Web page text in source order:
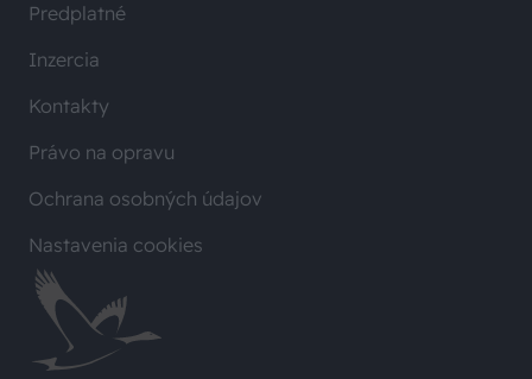
Predplatné
Inzercia
Kontakty
Právo na opravu
Ochrana osobných údajov
Nastavenia cookies